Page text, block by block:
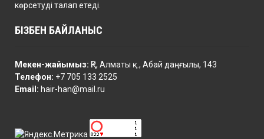
көрсетуді талап етеді.
БІЗБЕН БАЙЛАНЫС
Мекен-жайымыз: ҚР, Алматы қ., Абай даңғылы, 143
Телефон: +7 705 133 2525
Email: hair-han@mail.ru